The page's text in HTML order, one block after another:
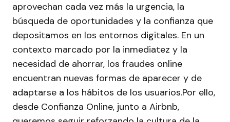
aprovechan cada vez más la urgencia, la
búsqueda de oportunidades y la confianza que
depositamos en los entornos digitales. En un
contexto marcado por la inmediatez y la
necesidad de ahorrar, los fraudes online
encuentran nuevas formas de aparecer y de
adaptarse a los hábitos de los usuarios.Por ello,
desde Confianza Online, junto a Airbnb,